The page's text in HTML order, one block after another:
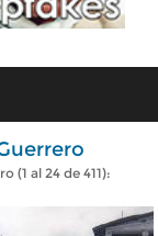
(1 al 24 de 411):